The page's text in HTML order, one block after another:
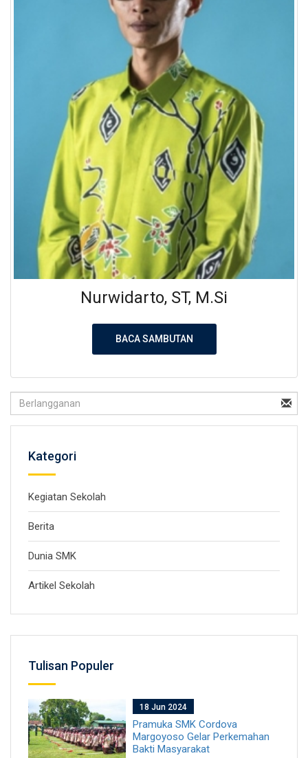
Nurwidarto, ST, M.Si
BACA SAMBUTAN
Kategori
Kegiatan Sekolah
Berita
Dunia SMK
Artikel Sekolah
Tulisan Populer
18 Jun 2024
Pramuka SMK Cordova
Margoyoso Gelar Perkemahan
Bakti Masyarakat